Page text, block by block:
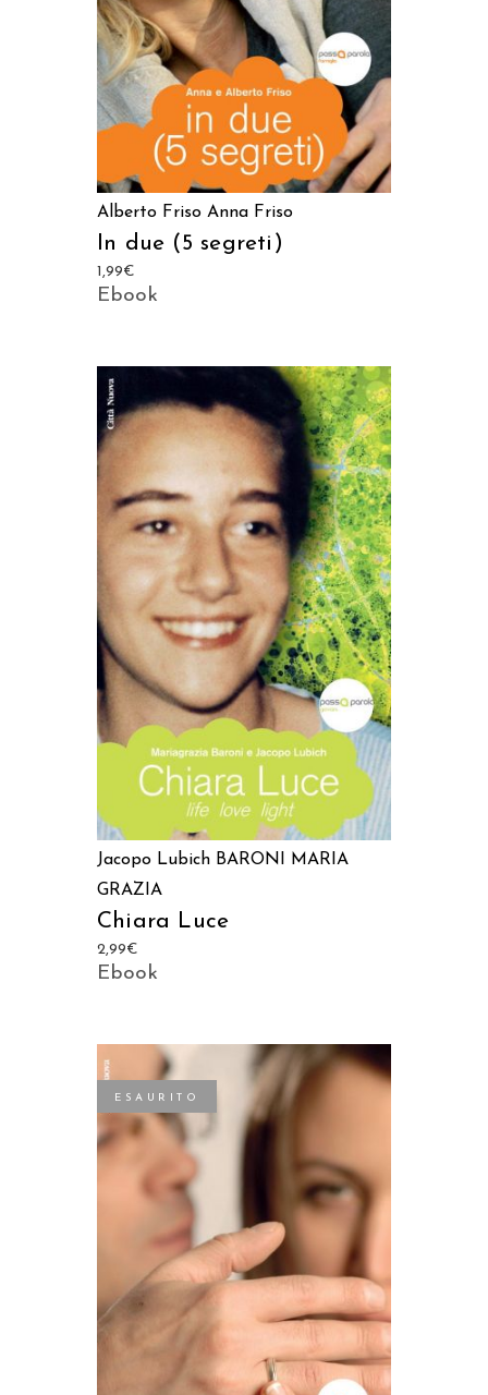
Alberto Friso Anna Friso
In due (5 segreti)
1,99€
Ebook
AGGIUNGI AL CARRELLO
Jacopo Lubich BARONI MARIA
GRAZIA
Chiara Luce
2,99€
Ebook
ESAURITO
LEGGI TUTTO